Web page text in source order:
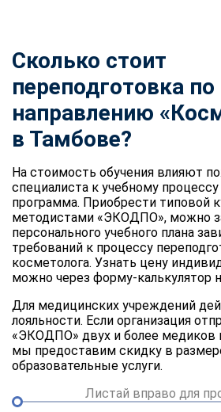
Сколько стоит
переподготовка по
направлению
в Тамбове?
На стоимость обучения влияют
специалиста к учебному
программа. Приобрести типовой
методистами «ЭКОДПО», можно
персонального учебного плана
требований к процессу
косметолога. Узнать цену
можно через форму-калькулятор
Для медицинских учреждений
лояльности. Если организация
«ЭКОДПО» двух и более медиков
мы предоставим скидку в
образовательные услуги.
Листай вправо для